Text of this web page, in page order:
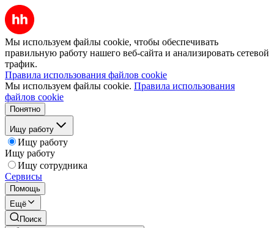
Мы используем файлы cookie, чтобы обеспечивать
правильную работу нашего веб-сайта и анализировать сетевой
трафик.
Правила использования файлов cookie
Мы используем файлы cookie. Правила использования
файлов cookie
Понятно
Ищу работу
Ищу работу
Ищу работу
Ищу сотрудника
Сервисы
Помощь
Ещё
Поиск